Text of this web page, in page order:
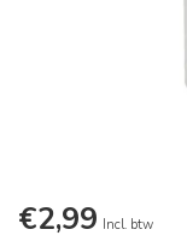
€2,99 Incl. btw